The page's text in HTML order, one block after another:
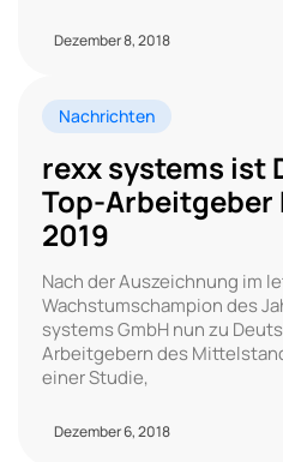
Dezember 8, 2018
Nachrichten
rexx systems ist
Top-
2019
Nach der Auszeichnung im
Wachstumschampion des
systems GmbH nun zu
Arbeitgebern des
einer Studie,
Dezember 6, 2018